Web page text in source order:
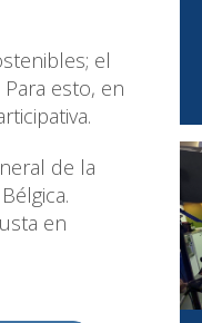
el
esto, en
de la
en